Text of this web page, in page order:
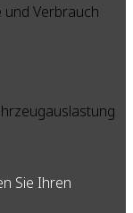
und Verbrauch
Sie Ihren